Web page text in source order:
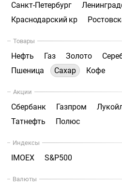
Санкт-Петербург
Краснодарский кр
Товары
Нефть Газ Золото
Пшеница
Сахар Кофе
Акции
Сбербанк Газпром
Татнефть
Полюс
Индексы
IMOEX S&P500
Валюты